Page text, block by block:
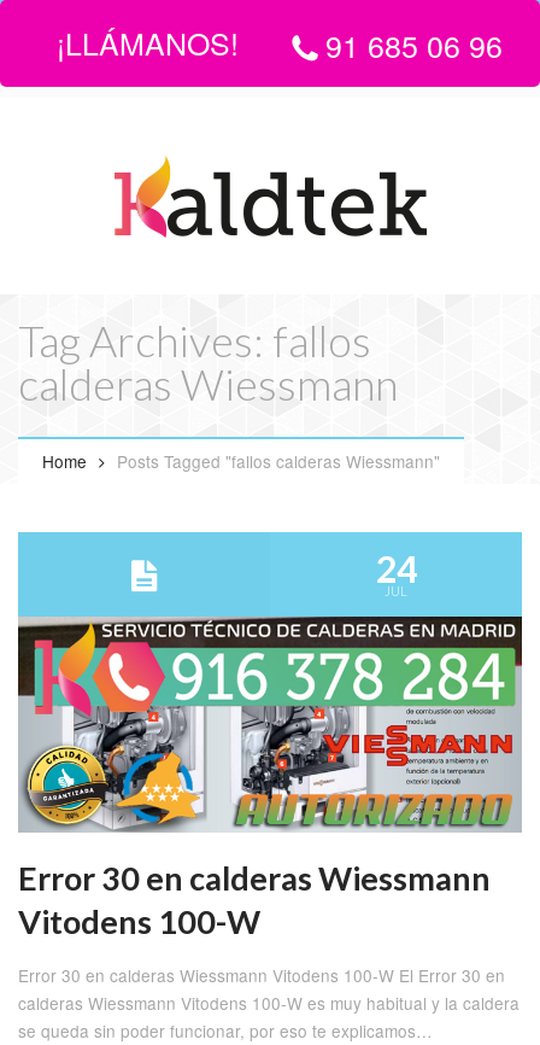
LLÁMANOS:916 850 696 | EMAIL
info@servicio-tecnico-de-
calderas-en-madrid.com
Tag Archives: fallos
calderas Wiessmann
Home Posts Tagged "fallos calderas Wiessmann"
24
JUL
Error 30 en calderas Wiessmann
Vitodens 100-W
Error 30 en calderas Wiessmann Vitodens 100-W El Error 30 en
calderas Wiessmann Vitodens 100-W es muy habitual y la caldera
se queda sin poder funcionar, por eso te explicamos…
¡LLÁMANOS! 91 685 06 96